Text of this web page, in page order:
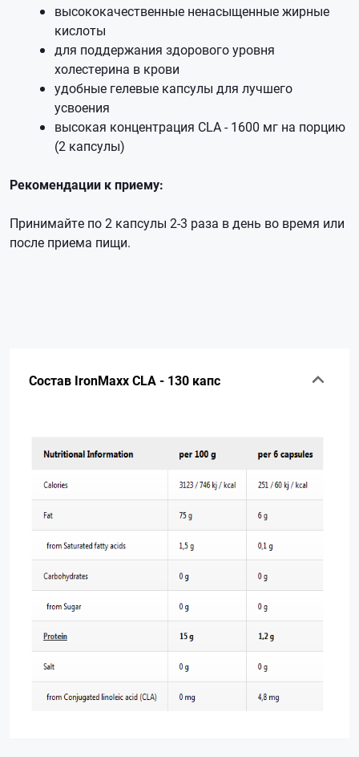
высококачественные ненасыщенные жирные
кислоты
для поддержания здорового уровня
холестерина в крови
удобные гелевые капсулы для лучшего
усвоения
высокая концентрация CLA - 1600 мг на порцию
(2 капсулы)
Рекомендации к приему:
Принимайте по 2 капсулы 2-3 раза в день во время или
после приема пищи.
Состав IronMaxx CLA - 130 капс